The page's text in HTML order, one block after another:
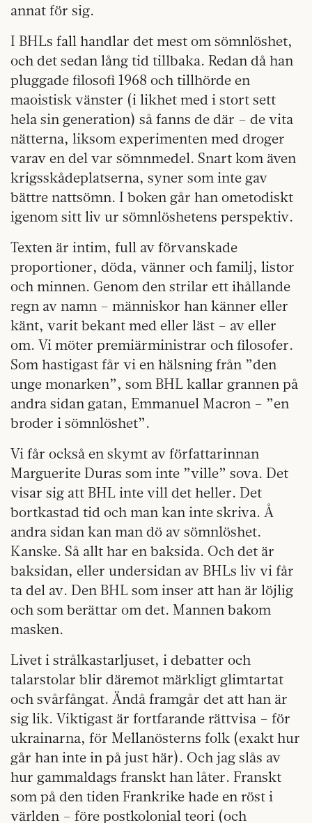
annat för sig.
I BHLs fall handlar det mest om sömnlöshet,
och det sedan lång tid tillbaka. Redan då han
pluggade filosofi 1968 och tillhörde en
maoistisk vänster (i likhet med i stort sett
hela sin generation) så fanns de där – de vita
nätterna, liksom experimenten med droger
varav en del var sömnmedel. Snart kom även
krigsskådeplatserna, syner som inte gav
bättre nattsömn. I boken går han ometodiskt
igenom sitt liv ur sömnlöshetens perspektiv.
Texten är intim, full av förvanskade
proportioner, döda, vänner och familj, listor
och minnen. Genom den strilar ett ihållande
regn av namn – människor han känner eller
känt, varit bekant med eller läst – av eller
om. Vi möter premiärministrar och filosofer.
Som hastigast får vi en hälsning från ”den
unge monarken”, som BHL kallar grannen på
andra sidan gatan, Emmanuel Macron – ”en
broder i sömnlöshet”.
Vi får också en skymt av författarinnan
Marguerite Duras som inte ”ville” sova. Det
visar sig att BHL inte vill det heller. Det
bortkastad tid och man kan inte skriva. Å
andra sidan kan man dö av sömnlöshet.
Kanske. Så allt har en baksida. Och det är
baksidan, eller undersidan av BHLs liv vi får
ta del av. Den BHL som inser att han är löjlig
och som berättar om det. Mannen bakom
masken.
Livet i strålkastarljuset, i debatter och
talarstolar blir däremot märkligt glimtartat
och svårfångat. Ändå framgår det att han är
sig lik. Viktigast är fortfarande rättvisa – för
ukrainarna, för Mellanösterns folk (exakt hur
går han inte in på just här). Och jag slås av
hur gammaldags franskt han låter. Franskt
som på den tiden Frankrike hade en röst i
världen – före postkolonial teori (och